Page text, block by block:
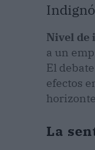
Nivel de
a un
El
efectos
La